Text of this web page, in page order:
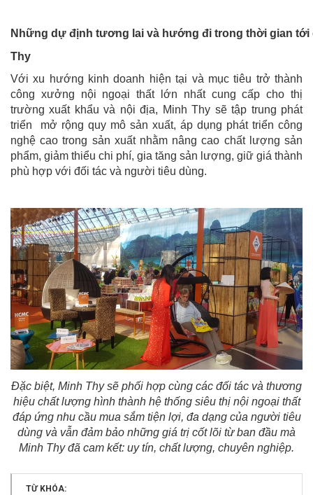
Những dự định tương lai và hướng đi trong thời gian tới
Thy
Với xu hướng kinh doanh hiện tại và mục tiêu trở thành
công xưởng nội ngoại thất lớn nhất cung cấp cho thị
trường xuất khẩu và nội địa, Minh Thy sẽ tập trung phát
triển mở rộng quy mô sản xuất, áp dụng phát triển công
nghệ cao trong sản xuất nhằm nâng cao chất lượng sản
phẩm, giảm thiểu chi phí, gia tăng sản lượng, giữ giá thành
phù hợp với đối tác và người tiêu dùng.
Đặc biệt, Minh Thy sẽ phối hợp cùng các đối tác và thương
hiệu chất lượng hìnhthành hệ thống siêu thị nội ngoại thất
đáp ứng nhu cầu mua sắm tiện lợi, đa dạng của người tiêu
dùng và vẫn đảm bảo những giá trị cốt lõi từ ban đầu mà
Minh Thy đã cam kết: uy tín, chất lượng, chuyên nghiệp.
TỪ KHÓA: